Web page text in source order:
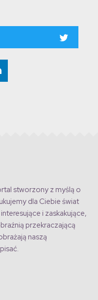
stworzony z myślą o
dla Ciebie świat
i zaskakujące,
przekraczającą
naszą